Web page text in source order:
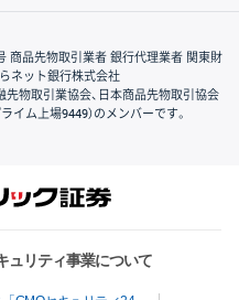
商品先物取引業者 銀行代理業者 関東財
らネット銀行株式会社
先物取引業協会、日本商品先物取引協会
イム上場9449）のメンバーです。
ュリティ事業について